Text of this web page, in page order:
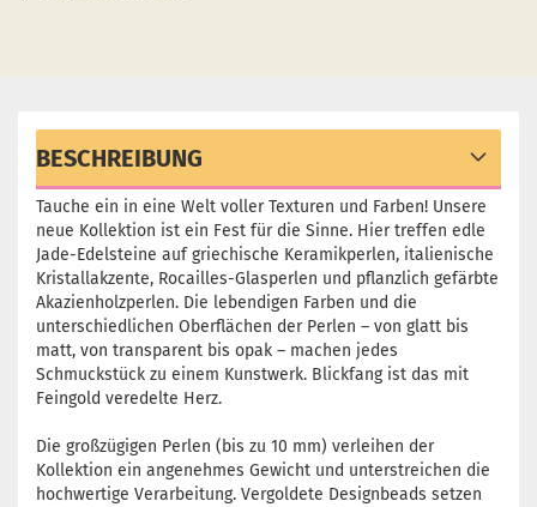
BESCHREIBUNG
Tauche ein in eine Welt voller Texturen und Farben! Unsere
neue Kollektion ist ein Fest für die Sinne. Hier treffen edle
Jade-Edelsteine auf griechische Keramikperlen, italienische
Kristallakzente, Rocailles-Glasperlen und pflanzlich gefärbte
Akazienholzperlen. Die lebendigen Farben und die
unterschiedlichen Oberflächen der Perlen – von glatt bis
matt, von transparent bis opak – machen jedes
Schmuckstück zu einem Kunstwerk. Blickfang ist das mit
Feingold veredelte Herz.
Die großzügigen Perlen (bis zu 10 mm) verleihen der
Kollektion ein angenehmes Gewicht und unterstreichen die
hochwertige Verarbeitung. Vergoldete Designbeads setzen